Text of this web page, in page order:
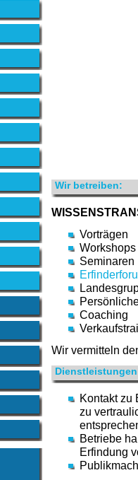
Wir betreiben:
Vorträgen
Workshops
Seminaren
Coaching
Wir vermitteln
Kontakt zu
zu
Betriebe
Erfindung